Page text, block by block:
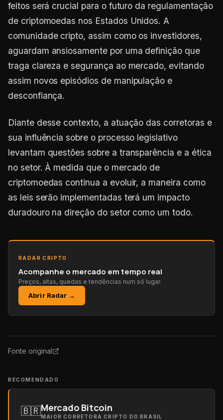
feitos será crucial para o futuro da regulamentação
de criptomoedas nos Estados Unidos. A
comunidade cripto, assim como os investidores,
aguardam ansiosamente por uma definição que
traga clareza e segurança ao mercado, evitando
assim novos episódios de manipulação e
desconfiança.
Diante desse contexto, a atuação das corretoras e
sua influência sobre o processo legislativo
levantam questões sobre a transparência e a ética
no setor. À medida que o mercado de
criptomoedas continua a evoluir, a maneira como
as leis serão implementadas terá um impacto
duradouro na direção do setor como um todo.
RADAR CRIPTO
Acompanhe o mercado em tempo real
Preços, altas, quedas e tendências num só lugar.
Abrir Radar →
Fonte original
RECOMENDADO
🇧🇷Mercado Bitcoin
MAIOR CORRETORA CRIPTO DO BRASIL